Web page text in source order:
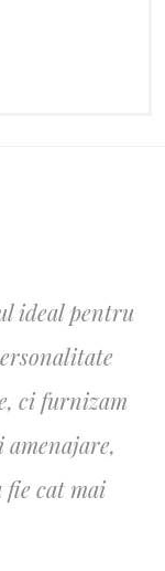
ideal pentru
ci furnizam
amenajare,
fie cat mai